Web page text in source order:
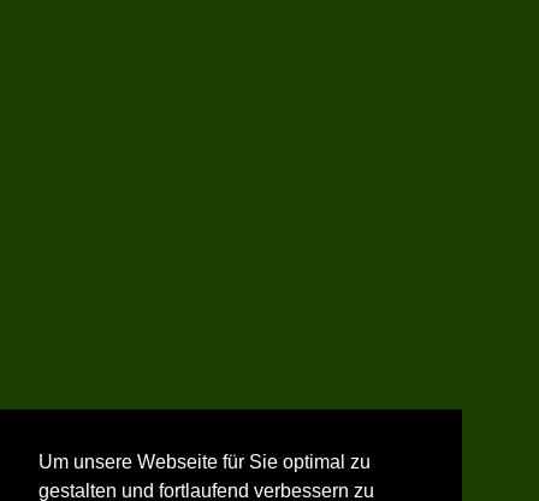
Um unsere Webseite für Sie optimal zu
gestalten und fortlaufend verbessern zu